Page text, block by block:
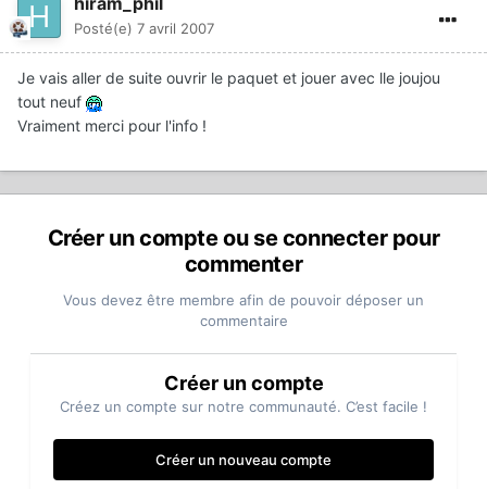
Posté(e) 7 avril 2007
Je vais aller de suite ouvrir le paquet et jouer avec lle joujou
tout neuf
Vraiment merci pour l'info !
Créer un compte ou se connecter pour
commenter
Vous devez être membre afin de pouvoir déposer un
commentaire
Créer un compte
Créez un compte sur notre communauté. C’est facile !
Créer un nouveau compte